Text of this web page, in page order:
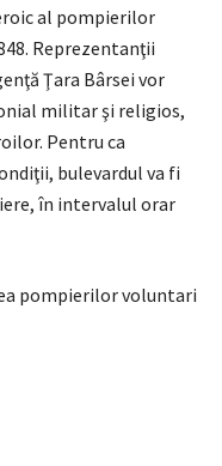
al pompierilor
Reprezentanţii
Ţara Bârsei vor
militar şi religios,
Pentru ca
bulevardul va fi
în intervalul orar
pompierilor voluntari